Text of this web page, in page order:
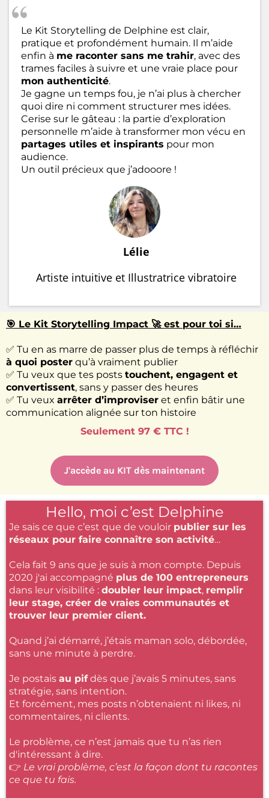
Le Kit Storytelling de Delphine est clair,
pratique et profondément humain. Il m’aide
enfin à me raconter sans me trahir, avec des
trames faciles à suivre et une vraie place pour
mon authenticité.
Je gagne un temps fou, je n’ai plus à chercher
quoi dire ni comment structurer mes idées.
Cerise sur le gâteau : la partie d’exploration
personnelle m’aide à transformer mon vécu en
partages utiles et inspirants pour mon
audience.
Un outil précieux que j’adooore !
Lélie
Artiste intuitive et Illustratrice vibratoire
🎯 Le Kit Storytelling Impact 🚀 est pour toi si…
✅ Tu en as marre de passer plus de temps à réfléchir
à quoi poster qu’à vraiment publier
✅ Tu veux que tes posts touchent, engagent et
convertissent, sans y passer des heures
✅ Tu veux arrêter d’improviser et enfin bâtir une
communication alignée sur ton histoire
Seulement 97 € TTC !
J'accède au KIT dès maintenant
Hello, moi c’est Delphine
Je sais ce que c’est que de vouloir publier sur les
réseaux pour faire connaître son activité…
Cela fait 9 ans que je suis à mon compte. Depuis
2020 j'ai accompagné plus de 100 entrepreneurs
dans leur visibilité : doubler leur impact, remplir
leur stage, créer de vraies communautés et
trouver leur premier client.
Quand j’ai démarré, j’étais maman solo, débordée,
sans une minute à perdre.
Je postais au pifdès que j’avais 5 minutes, sans
stratégie, sans intention.
Et forcément, mes posts n’obtenaient ni likes, ni
commentaires, ni clients.
Le problème, ce n’est jamais que tu n’as rien
d'intéressant à dire.
👉 Le vrai problème, c’est la façon dont tu racontes
ce que tu fais.